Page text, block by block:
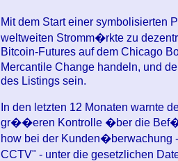
Mit dem Start einer
weltweiten Stromm�rkte zu
Bitcoin-Futures auf dem Chicago
Mercantile Change handeln, und
des Listings sein.
In den letzten 12 Monaten warnte
gr��eren Kontrolle �ber die
how bei der Kunden�berwachung
CCTV" - unter die gesetzlichen